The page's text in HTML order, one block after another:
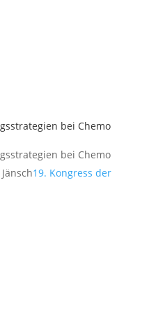
bei Chemo
bei Chemo
19. Kongress der